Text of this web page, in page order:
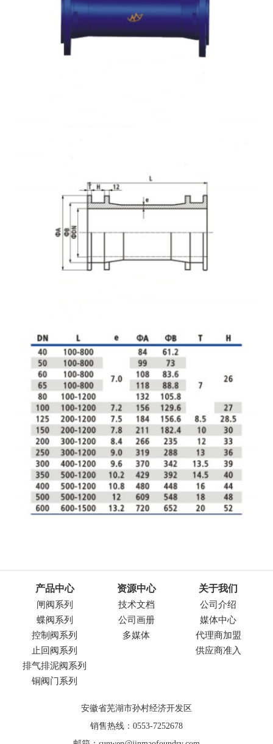
产品中心
闸阀系列
蝶阀系列
控制阀系列
止回阀系列
排气排泥阀系列
铜阀门系列
资源中心
技术文档
公司画册
多媒体
关于我们
公司介绍
媒体中心
代理商加盟
供应商准入
安徽省芜湖市孙村经济开发区
销售热线：0553-7252678